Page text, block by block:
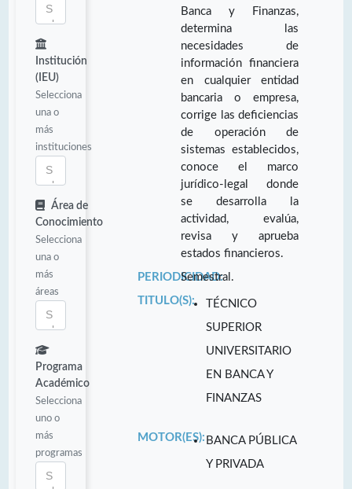
Institución
(IEU)
Selecciona
una o
más
instituciones
Área de
Conocimiento
Selecciona
una o
más
áreas
Programa
Académico
Selecciona
uno o
más
programas
Banca y Finanzas,
determina las
necesidades de
información financiera
en cualquier entidad
bancaria o empresa,
corrige las deficiencias
de operación de
sistemas establecidos,
conoce el marco
jurídico-legal donde
se desarrolla la
actividad, evalúa,
revisa y aprueba
estados financieros.
PERIODICIDAD:
Semestral.
TITULO(S):
TÉCNICO
SUPERIOR
UNIVERSITARIO
EN BANCA Y
FINANZAS
MOTOR(ES): BANCA PÚBLICA
Y PRIVADA